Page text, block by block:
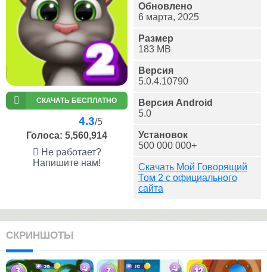
СКАЧАТЬ БЕСПЛАТНО
4.3/5
Голоса: 5,560,914
Не работает?
Напишите нам!
Обновлено
6 марта, 2025
Размер
183 MB
Версия
5.0.4.10790
Версия Android
5.0
Установок
500 000 000+
Скачать Мой Говорящий
Том 2 с официального
сайта
СКРИНШОТЫ